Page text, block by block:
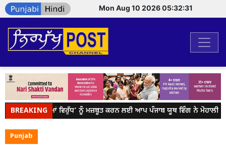
Mon Aug 10 2026 05:32:31
BREAKING
ਯੁੱਧ ਨਸ਼ਿਆਂ ਵਿਰੁੱਧ’ ਨੂੰ ਮਜ਼ਬੂਤ ਕਰਨ ਲਈ ਆਪ ਪੰਜਾਬ ਯੂਥ ਵਿੰਗ ਨੇ ਮੋਹਾਲੀ ਵਿਖੇ
Punjab